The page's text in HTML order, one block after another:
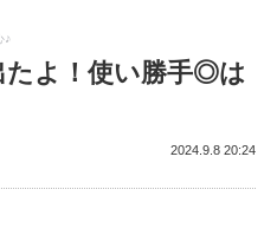
♪
たよ！使い勝手◎は
2024.9.8 20:24